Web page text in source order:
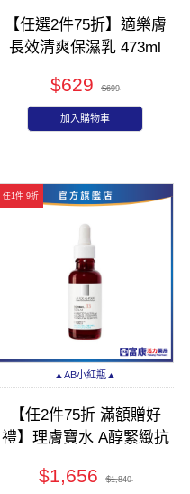
【任選2件75折】適樂膚
長效清爽保濕乳 473ml
$629 $699
加入購物車
任1件 9折
▲AB小紅瓶▲
【任2件75折 滿額贈好
禮】理膚寶水 A醇緊緻抗
$1,656 $1,840